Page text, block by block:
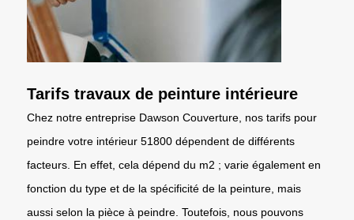
Tarifs travaux de peinture intérieure
Chez notre entreprise Dawson Couverture, nos tarifs pour
peindre votre intérieur 51800 dépendent de différents
facteurs. En effet, cela dépend du m2 ; varie également en
fonction du type et de la spécificité de la peinture, mais
aussi selon la pièce à peindre. Toutefois, nous pouvons